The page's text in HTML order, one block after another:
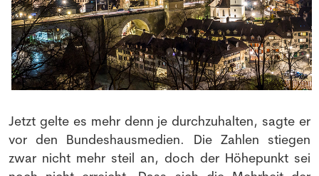
Jetzt gelte es mehr denn je durchzuhalten, sagte er
vor den Bundeshausmedien. Die Zahlen stiegen
zwar nicht mehr steil an, doch der Höhepunkt sei